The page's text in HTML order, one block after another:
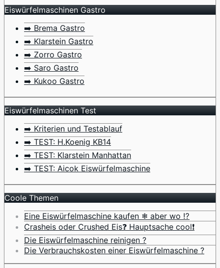
Eiswürfelmaschinen Gastro
➡️ Brema Gastro
➡️ Klarstein Gastro
➡️ Zorro Gastro
➡️ Saro Gastro
➡️ Kukoo Gastro
Eiswürfelmaschinen Test
➡️ Kriterien und Testablauf
➡️ TEST: H.Koenig KB14
➡️ TEST: Klarstein Manhattan
➡️ TEST: Aicok Eiswürfelmaschine
Coole Themen
Eine Eiswürfelmaschine kaufen ❄ aber wo ⁉️
Crasheis oder Crushed Eis❓ Hauptsache cool❗
Die Eiswürfelmaschine reinigen ?
Die Verbrauchskosten einer Eiswürfelmaschine ?